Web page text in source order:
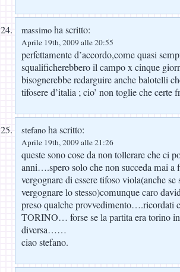
massimo ha scritto:
Aprile 19th, 2009 alle 20:55
perfettamente d’accordo,come quasi
squalificherebbero il campo x cinque
bisognerebbe redarguire anche balotelli
tifosere d’italia ; cio’ non toglie che certe
stefano ha scritto:
Aprile 19th, 2009 alle 21:26
queste sono cose da non tollerare che ci
anni….spero solo che non succeda mai a
vergognare di essere tifoso viola(anche
vergognare lo stesso)comunque caro
preso qualche provvedimento….ricordati
TORINO… forse se la partita era torino
diversa……
ciao stefano.